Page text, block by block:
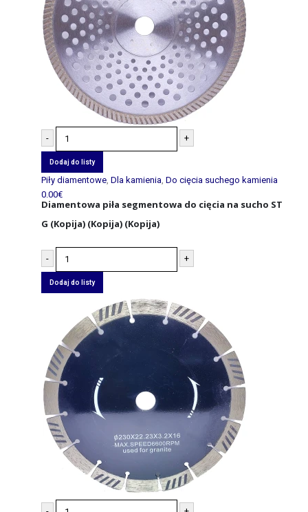
- +
Dodaj do listy
Piły diamentowe, Dla kamienia Do cięcia suchego kamienia
0.00€
Diamentowa piła segmentowa do cięcia na sucho ST
G (Kopija) (Kopija) (Kopija)
- +
Dodaj do listy